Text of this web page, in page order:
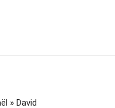
» David